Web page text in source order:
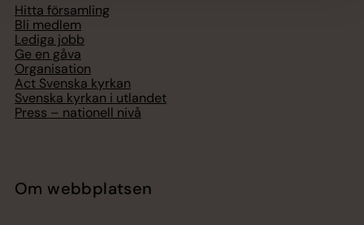
Hitta församling
Bli medlem
Lediga jobb
Ge en gåva
Organisation
Act Svenska kyrkan
Svenska kyrkan i utlandet
Press – nationell nivå
Om webbplatsen